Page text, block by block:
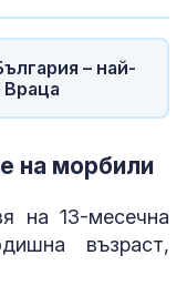
– най-
на морбили
на 13-месечна
възраст,